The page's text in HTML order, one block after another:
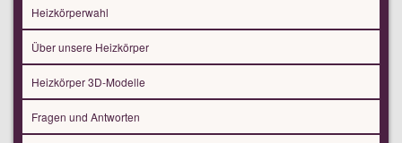
Heizkörperwahl
Über unsere Heizkörper
Heizkörper 3D-Modelle
Fragen und Antworten